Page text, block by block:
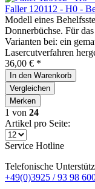
Faller 120112 - H0 -
Modell eines
Donnerbüchse. Für
Varianten bei: ein
Lasercutverfahren
36,00 € *
In den Warenkorb
Vergleichen
Merken
1 von 24
Artikel pro Seite:
Service Hotline
Telefonische
+49(0)3925 / 93 98